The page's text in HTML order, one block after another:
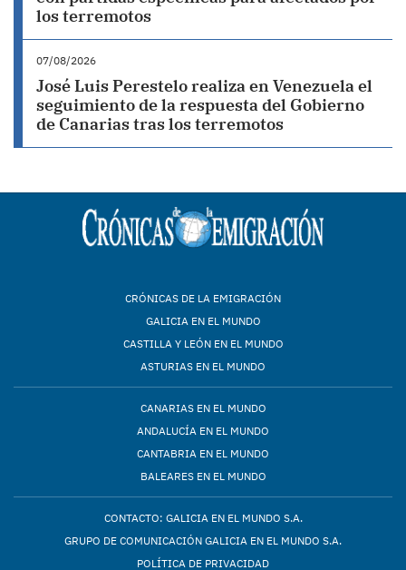
los terremotos
07/08/2026
José Luis Perestelo realiza en Venezuela el
seguimiento de la respuesta del Gobierno
de Canarias tras los terremotos
CRÓNICAS DE LA EMIGRACIÓN
GALICIA EN EL MUNDO
CASTILLA Y LEÓN EN EL MUNDO
ASTURIAS EN EL MUNDO
CANARIAS EN EL MUNDO
ANDALUCÍA EN EL MUNDO
CANTABRIA EN EL MUNDO
BALEARES EN EL MUNDO
CONTACTO: GALICIA EN EL MUNDO S.A.
GRUPO DE COMUNICACIÓN GALICIA EN EL MUNDO S.A.
POLÍTICA DE PRIVACIDAD